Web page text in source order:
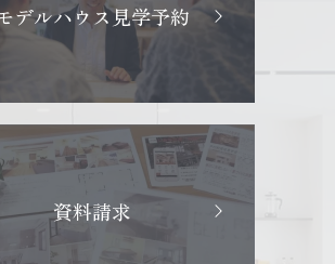
デルハウス見学予約
資料請求